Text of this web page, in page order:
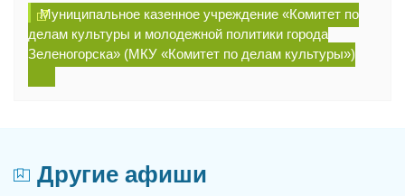
Муниципальное казенное учреждение «Комитет по
делам культуры и молодежной политики города
Зеленогорска» (МКУ «Комитет по делам культуры»)
Другие афиши